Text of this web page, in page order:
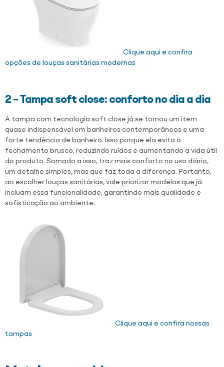
Clique aqui e confira
opções de louças sanitárias modernas
2 – Tampa soft close: conforto no dia a dia
A tampa com tecnologia soft close já se tornou um item
quase indispensável em banheiros contemporâneos e uma
forte tendência de banheiro. Isso porque ela evita o
fechamento brusco, reduzindo ruídos e aumentando a vida útil
do produto. Somado a isso, traz mais conforto no uso diário,
um detalhe simples, mas que faz toda a diferença. Portanto,
ao escolher louças sanitárias, vale priorizar modelos que já
incluam essa funcionalidade, garantindo mais qualidade e
sofisticação ao ambiente.
Clique aqui e confira nossas
tampas